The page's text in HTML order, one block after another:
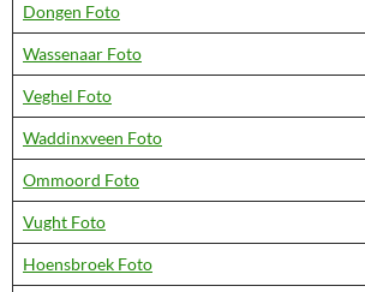
Dongen Foto
Wassenaar Foto
Veghel Foto
Waddinxveen Foto
Ommoord Foto
Vught Foto
Hoensbroek Foto